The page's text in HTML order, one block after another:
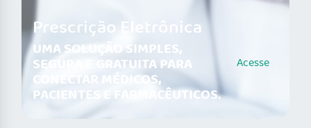
Prescrição Eletrônica
UMA SOLUÇÃO SIMPLES,
SEGURA E GRATUITA PARA
CONECTAR MÉDICOS,
PACIENTES E FARMACÊUTICOS.
Acesse